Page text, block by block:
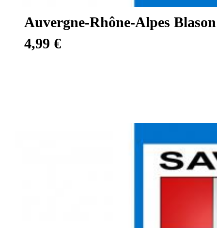
Auvergne-Rhône-Alpes
4,99 €